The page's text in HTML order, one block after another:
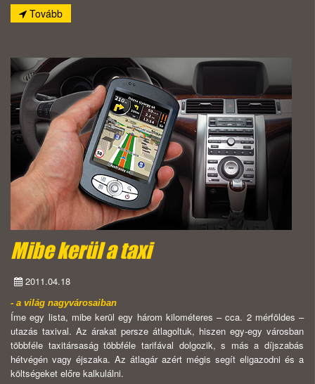
Tovább
Mibe kerül a taxi
2011.04.18
- a világ nagyvárosaiban
Íme egy lista, mibe kerül egy három kilométeres – cca. 2 mérföldes –
utazás taxival. Az árakat persze átlagoltuk, hiszen egy-egy városban
többféle taxitársaság többféle tarifával dolgozik, s más a díjszabás
hétvégén vagy éjszaka. Az átlagár azért mégis segít eligazodni és a
költségeket előre kalkulálni.